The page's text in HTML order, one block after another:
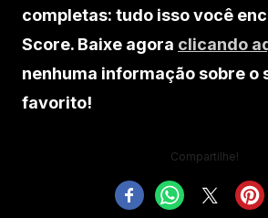
completas: tudo isso você
Score. Baixe agora clicando
nenhuma informação sobre o
favorito!
Compartilhe!